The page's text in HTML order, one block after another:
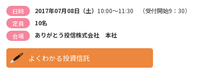
日時 2017年07月08日（土） 10:00～11:30 （受付開始9：30）
定員
10名
会場
ありがとう投信株式会社 本社
よくわかる投資信託